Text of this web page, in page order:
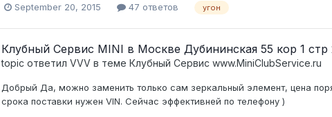
September 20, 2015 47 ответов угон
Клубный Сервис MINI в Москве Дубининская 55 кор 1 стр
topic ответил VVVв теме Клубный Сервис www.MiniClubService.ru
Добрый Да, можно заменить только сам зеркальный элемент, цена
срока поставки нужен VIN. Сейчас эффективней по телефону )